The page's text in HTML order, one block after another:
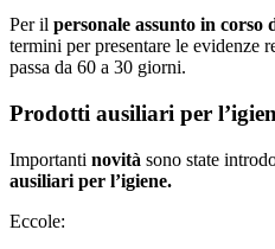
Per il personale assunto in corso
termini per presentare le evidenze
passa da 60 a 30 giorni.
Prodotti ausiliari per
Importanti novità sono state
ausiliari per l’igiene.
Eccole: